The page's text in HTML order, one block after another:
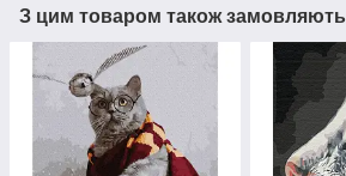
З цим товаром також замовляють